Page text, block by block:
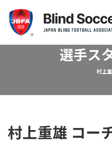
選手ス
村上
村上重雄 コー